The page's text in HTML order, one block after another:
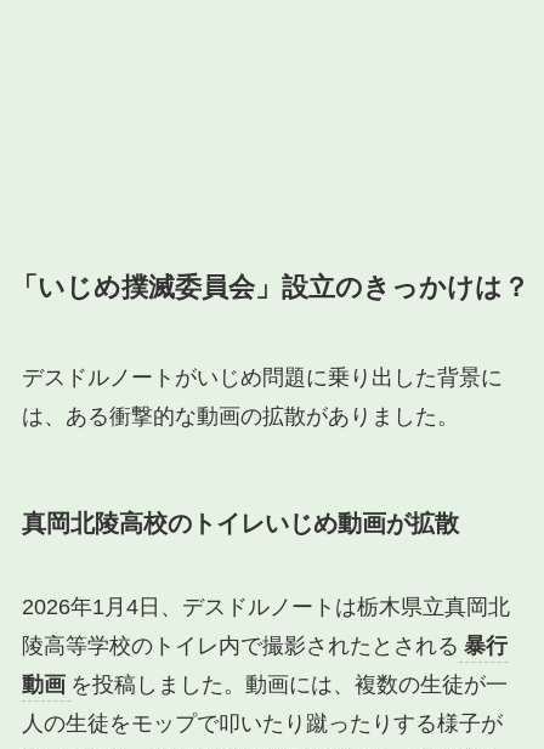
「いじめ撲滅委員会」設立のきっかけは？
デスドルノートがいじめ問題に乗り出した背景に
は、ある衝撃的な動画の拡散がありました。
真岡北陵高校のトイレいじめ動画が拡散
2026年1月4日、デスドルノートは栃木県立真岡北
陵高等学校のトイレ内で撮影されたとされる 暴行
動画 を投稿しました。動画には、複数の生徒が一
人の生徒をモップで叩いたり蹴ったりする様子が